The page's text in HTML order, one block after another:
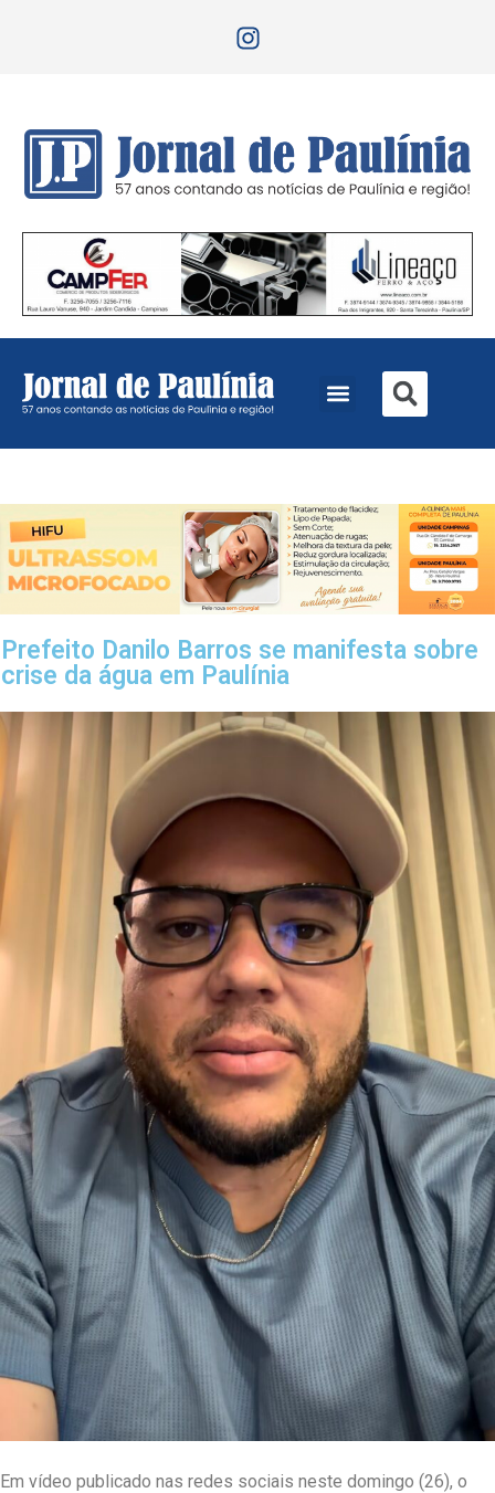
Prefeito Danilo Barros se manifesta sobre
crise da água em Paulínia
Em vídeo publicado nas redes sociais neste domingo (26), o